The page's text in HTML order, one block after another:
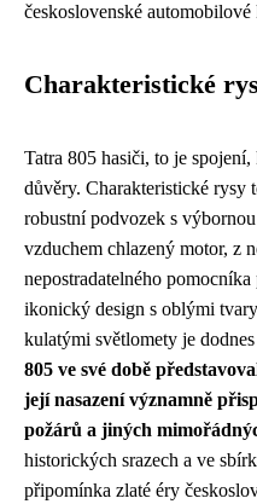
československé automobilové
Charakteristické
Tatra 805 hasiči, to je
důvěry. Charakteristické rysy
robustní podvozek s
vzduchem chlazený motor, z
nepostradatelného
ikonický design s oblými
kulatými světlomety je
805 ve své době
její nasazení významně
požárů a jiných
historických srazech a ve
připomínka zlaté éry